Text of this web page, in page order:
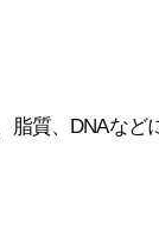
脂質、DNAなど